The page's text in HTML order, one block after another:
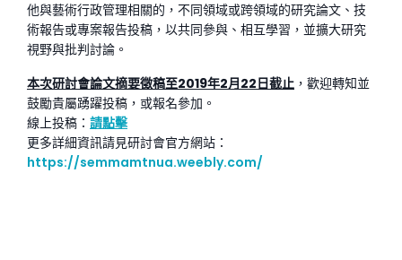
他與藝術行政管理相關的，不同領域或跨領域的研究論文、技
術報告或專案報告投稿，以共同參與、相互學習，並擴大研究
視野與批判討論。
本次研討會論文摘要徵稿至2019年2月22日截止 ，歡迎轉知並
鼓勵貴屬踴躍投稿，或報名參加。
線上投稿： 請點擊
更多詳細資訊請見研討會官方網站：
https://semmamtnua.weebly.com/